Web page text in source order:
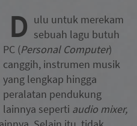
D ulu untuk merekam
sebuah lagu butuh
PC (Personal Computer)
canggih, instrumen musik
yang lengkap hingga
peralatan pendukung
lainnya seperti audio mixer,